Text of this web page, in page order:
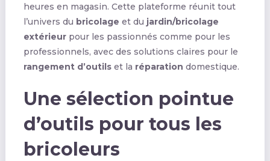
heures en magasin. Cette plateforme réunit tout
l’univers du bricolage et du jardin/bricolage
extérieurpour les passionnés comme pour les
professionnels, avec des solutions claires pour le
rangement d’outilset la réparation domestique.
Une sélection pointue
d’outils pour tous les
bricoleurs